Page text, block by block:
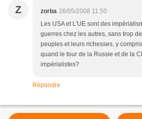
Z zorba 26/05/2008 11:50
Les USA et L'UE sont des
guerres chez les autres, sans trop
peuples et leurs richesses, y
quand le tour de la Russie et de la
impérialistes?
Répondre